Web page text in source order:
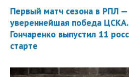
Первый матч сезона в РПЛ —
увереннейшая победа ЦСКА.
Гончаренко выпустил 11
старте